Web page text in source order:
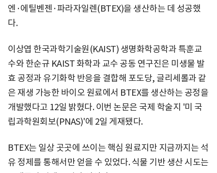
엔·에틸벤젠·파라자일렌(BTEX)을 생산하는 데 성공했
다.
이상엽 한국과학기술원(KAIST) 생명화학공학과 특훈교
수와 한순규 KAIST 화학과 교수 공동 연구진은 미생물 발
효 공정과 유기화학 반응을 결합해 포도당, 글리세롤과 같
은 재생 가능한 바이오 원료에서 BTEX를 생산하는 공정을
개발했다고 12일 밝혔다. 이번 논문은 국제 학술지 '미 국
립과학원회보(PNAS)'에 2일 게재됐다.
BTEX는 일상 곳곳에 쓰이는 핵심 원료지만 지금까지는 석
유 정제를 통해서만 얻을 수 있었다. 식물 기반 생산 시도는